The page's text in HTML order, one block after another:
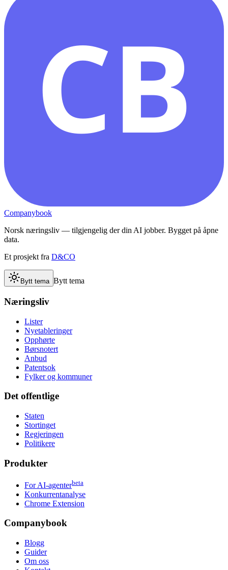
CB
Companybook
Norsk næringsliv — tilgjengelig der din AI jobber. Bygget på åpne
data.
Et prosjekt fra D&CO
Bytt tema Bytt tema
Næringsliv
Lister
Nyetableringer
Opphørte
Børsnotert
Anbud
Patentsok
Fylker og kommuner
Det offentlige
Staten
Stortinget
Regjeringen
Politikere
Produkter
For AI-agenterbeta
Konkurrentanalyse
Chrome Extension
Companybook
Blogg
Guider
Om oss